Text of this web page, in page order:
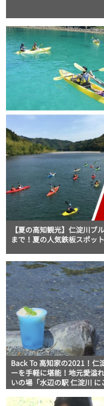
【夏の高知観光】仁淀川ブ
まで！夏の人気鉄板スポッ
Back To 高知家の2021！仁
ーを手軽に堪能！地元愛溢
いの場「水辺の駅 仁淀川 に